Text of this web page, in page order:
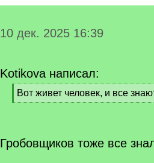
10 дек. 2025 16:39
Kotikova написал:
[
q
Вот живет человек, и все
[
Гробовщиков тоже все